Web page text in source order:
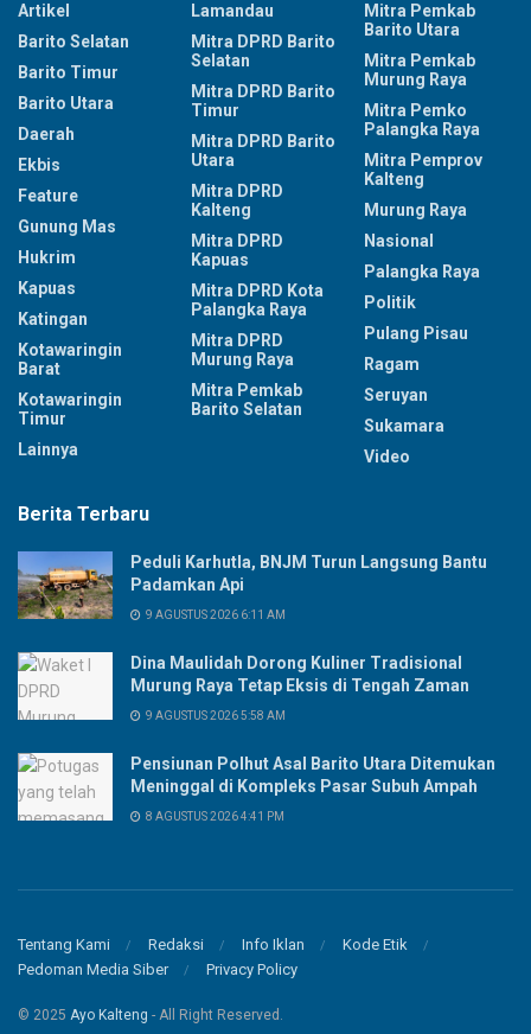
Artikel
Barito Selatan
Barito Timur
Barito Utara
Daerah
Ekbis
Feature
Gunung Mas
Hukrim
Kapuas
Katingan
Kotawaringin
Barat
Kotawaringin
Timur
Lainnya
Lamandau
Mitra DPRD Barito
Selatan
Mitra DPRD Barito
Timur
Mitra DPRD Barito
Utara
Mitra DPRD
Kalteng
Mitra DPRD
Kapuas
Mitra DPRD Kota
Palangka Raya
Mitra DPRD
Murung Raya
Mitra Pemkab
Barito Selatan
Mitra Pemkab
Barito Utara
Mitra Pemkab
Murung Raya
Mitra Pemko
Palangka Raya
Mitra Pemprov
Kalteng
Murung Raya
Nasional
Palangka Raya
Politik
Pulang Pisau
Ragam
Seruyan
Sukamara
Video
Berita Terbaru
Peduli Karhutla, BNJM Turun Langsung Bantu
Padamkan Api
9 AGUSTUS 2026 6:11 AM
Dina Maulidah Dorong Kuliner Tradisional
Murung Raya Tetap Eksis di Tengah Zaman
9 AGUSTUS 2026 5:58 AM
Pensiunan Polhut Asal Barito Utara Ditemukan
Meninggal di Kompleks Pasar Subuh Ampah
8 AGUSTUS 2026 4:41 PM
Tentang Kami Redaksi Info Iklan
Kode Etik
Pedoman Media Siber
Privacy Policy
© 2025 Ayo Kalteng - All Right Reserved.